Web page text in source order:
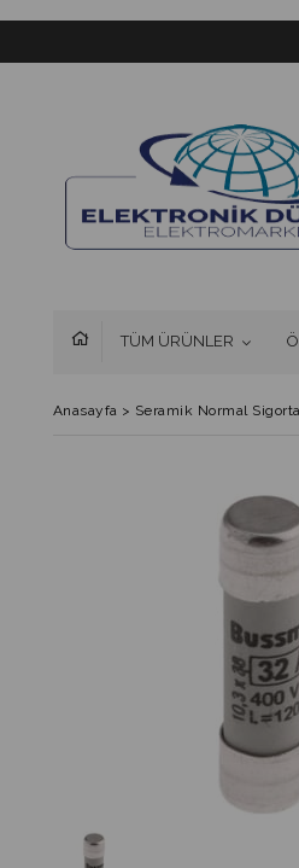
TÜM ÜRÜNLER
Anasayfa > Seramik Normal